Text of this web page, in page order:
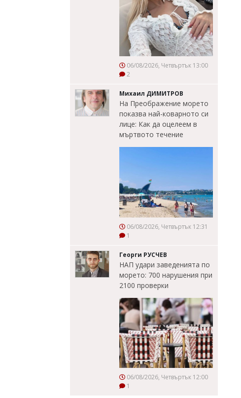
06/08/2026, Четвъртък 13:00
2
Михаил ДИМИТРОВ
На Преображение морето
показва най-коварното си
лице: Как да оцелеем в
мъртвото течение
06/08/2026, Четвъртък 12:31
1
Георги РУСЧЕВ
НАП удари заведенията по
морето: 700 нарушения при
2100 проверки
06/08/2026, Четвъртък 12:00
1